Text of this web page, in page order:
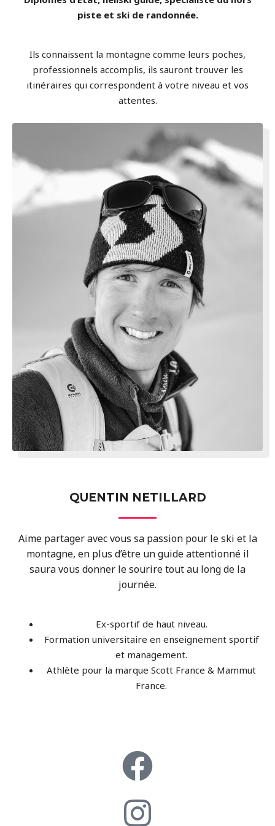
piste et ski de randonnée.
Ils connaissent la montagne comme leurs poches,
professionnels accomplis, ils sauront trouver les
itinéraires qui correspondent à votre niveau et vos
attentes.
QUENTIN NETILLARD
Aime partager avec vous sa passion pour le ski et la
montagne, en plus d’être un guide attentionné il
saura vous donner le sourire tout au long de la
journée.
Ex-sportif de haut niveau.
Formation universitaire en enseignement sportif
et management.
Athlète pour la marque Scott France & Mammut
France.